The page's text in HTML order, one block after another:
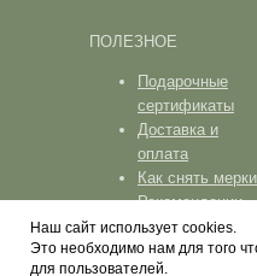
Наш сайт использует cookies.
Это необходимо нам для того
для пользователей.
ПОЛЕЗНОЕ
Подарочные
сертификаты
Доставка и
оплата
Как снять мерки
Рекомендации
по уходу
ПОЛИТИКА